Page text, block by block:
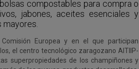
compostables para compra o
jabones, aceites esenciales y
Comisión Europea y en el que participan
el centro tecnológico zaragozano AITIIP-
superpropiedades de los champiñones y